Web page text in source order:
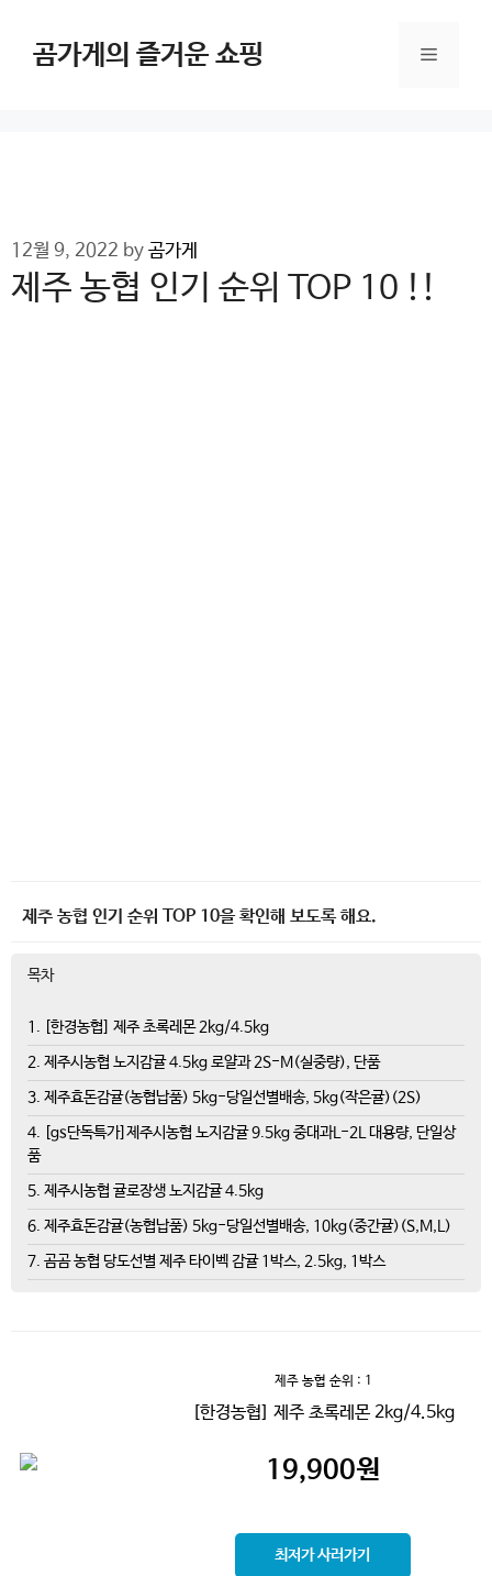
content곰가게의 즐거운 쇼핑 Menu
12월 9, 2022 by 곰가게
제주 농협 인기 순위 TOP 10 !!
제주 농협 인기 순위 TOP 10을 확인해 보도록 해요.
목차
1. [한경농협] 제주 초록레몬 2kg/4.5kg
2. 제주시농협 노지감귤 4.5kg 로얄과 2S-M(실중량), 단품
3. 제주효돈감귤(농협납품) 5kg-당일선별배송, 5kg(작은귤)(2S)
4. [gs단독특가]제주시농협 노지감귤 9.5kg 중대과L-2L 대용량, 단일상
품
5. 제주시농협 귤로장생 노지감귤 4.5kg
6. 제주효돈감귤(농협납품) 5kg-당일선별배송, 10kg(중간귤)(S,M,L)
7. 곰곰 농협 당도선별 제주 타이벡 감귤 1박스, 2.5kg, 1박스
제주 농협 순위 : 1
[한경농협] 제주 초록레몬 2kg/4.5kg
19,900원
최저가 사러가기